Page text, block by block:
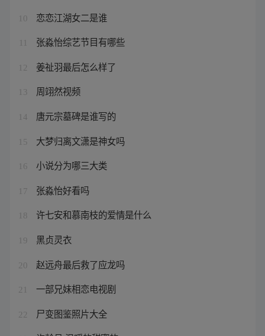
10 恋恋江湖女二是谁
张淼怡综艺节目有哪些
12 姜祉羽最后怎么样了
13 周翊然视频
14 唐元宗墓碑是谁写的
15 大梦归离文潇是神女吗
16 小说分为哪三大类
17 张淼怡好看吗
18 许七安和慕南枝的爱情是什么
19 黑贞灵衣
20 赵远舟最后救了应龙吗
21 一部兄妹相恋电视剧
22 尸变图鉴照片大全